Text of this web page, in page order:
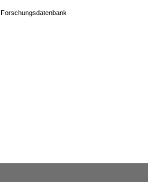
Forschungsdatenbank